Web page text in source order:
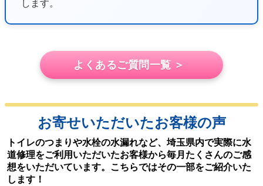
します。
よくあるご質問一覧 ＞
お寄せいただいたお客様の声
トイレのつまりや水栓の水漏れなど、埼玉県内で実際に水
道修理をご利用いただいたお客様から毎月たくさんのご感
想をいただいています。こちらではその一部をご紹介いた
します！